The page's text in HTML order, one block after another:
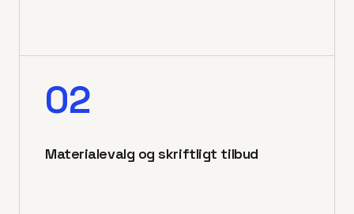
02
Materialevalg og skriftligt tilbud